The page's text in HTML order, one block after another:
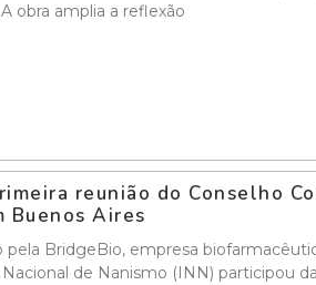
obra amplia a reflexão
reunião do Conselho
Buenos Aires
BridgeBio, empresa
de Nanismo (INN) participou